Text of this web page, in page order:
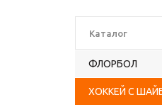
Каталог
ФЛОРБОЛ
ХОККЕЙ С